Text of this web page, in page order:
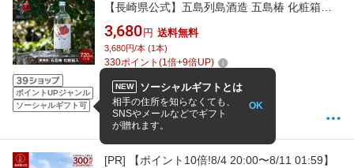
ポイントUPジャンル
ソーシャルギフト可
【長崎県公式】五島列島酒造 五島椿 化粧箱入
720ml | お祝い返し お返し お酒 誕生日プレゼ
ント 九州 焼酎 麦焼酎 椿の花酵母 天然酵母 23
度 麦 詰め合わせ ギフト 贈答品 贈り物 お取り
3,680 円 送料無料
3,680円/本 (1本)
330ポイント (1倍+9倍UP)
1本
720ml
9:00までの注文で最短8/19お届け
【長崎県公式】ながおしセレクト
[PR]
【ポイント10倍!8/4 20:00〜8/11 01:59】
NEW ソーシャルギフトとは
相手の住所を知らなくても、
SNSやメールなどでギフト
が贈れます。
OK